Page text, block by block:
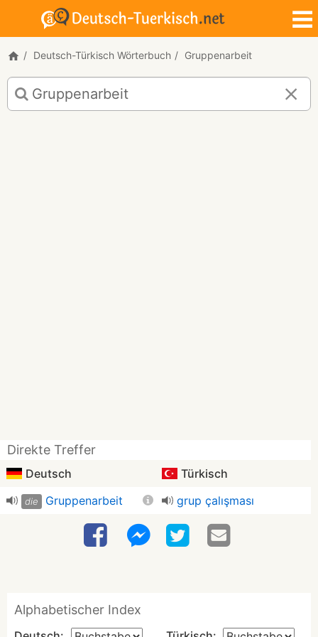
Deutsch-Türkisch Wörterbuch Gruppenarbeit
Deutsch-
Türkisch
Übersetzung
Direkte Treffer
Deutsch Türkisch
die Gruppenarbeit grup çalışması
Alphabetischer Index